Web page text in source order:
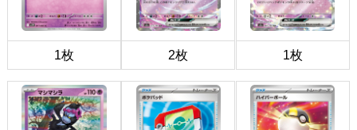
1枚 2枚 1枚